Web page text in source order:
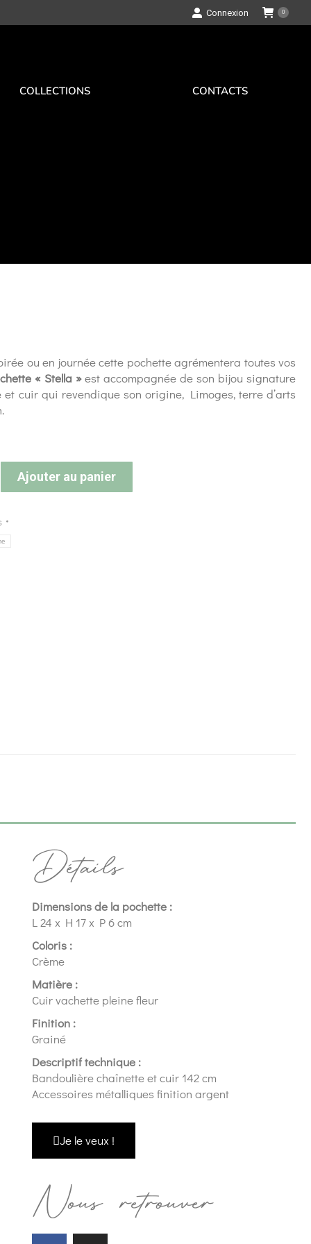
Connexion 0
COLLECTIONS CONTACTS
ou en journée cette pochette agrémentera toutes vos
« Stella »est accompagnée de son bijou signature
et cuir qui revendique son origine, Limoges, terre d’arts
Ajouter au panier
Détails
Dimensions de la pochette :
L 24 x H 17 x P 6 cm
Coloris :
Crème
Matière :
Cuir vachette pleine fleur
Finition :
Grainé
Descriptif technique :
Bandoulière chaînette et cuir 142 cm
Accessoires métalliques finition argent
Je le veux !
Nous retrouver